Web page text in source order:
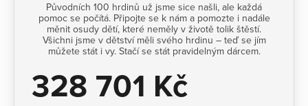
Původních 100 hrdinů už jsme sice našli, ale každá
pomoc se počítá. Připojte se k nám a pomozte i nadále
měnit osudy dětí, které neměly v životě tolik štěstí.
Všichni jsme v dětství měli svého hrdinu – teď se jím
můžete stát i vy. Stačí se stát pravidelným dárcem.
328 701 Kč